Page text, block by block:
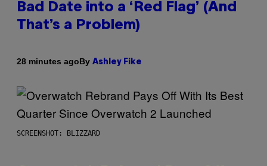
Bad Date into a ‘Red Flag’ (And
That’s a Problem)
28 minutes agoBy Ashley Fike
SCREENSHOT: BLIZZARD